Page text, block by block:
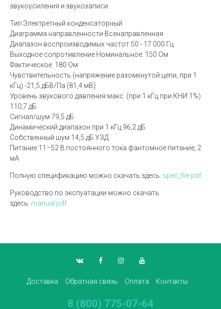
звукоусиления и звукозаписи.
Тип Электретный конденсаторный
Диаграмма направленности Всенаправленная
Диапазон воспроизводимых частот 50 - 17.000 Гц
Выходное сопротивление Номинальное: 150 Ом
Фактическое: 180 Ом
Чувствительность (напряжение разомкнутой цепи, при 1
кГц) -21,5 дБВ/Па (81,4 мВ)
Уровень звукового давления макс. (при 1 кГц при КНИ 1%)
110,7 дБ
Сигнал/шум 79,5 дБ
Динамический диапазон при 1 кГц 96,2 дБ
Собственный шум 14,5 дБ УЗД
Питание 11–52 В постоянного тока фантомное питание, 2
мА
Полную спецификацию можно скачать здесь: spec_file.pdf
Руководство по экспуатации можно скачать
здесь: manual.pdf
Доставка Обратная связь Оплата Контакты
8 (800) 775-07-64